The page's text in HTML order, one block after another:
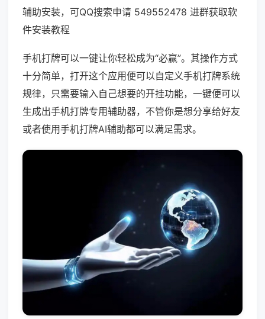
辅助安装，可QQ搜索申请 549552478 进群获取软
件安装教程
手机打牌可以一键让你轻松成为“必赢”。其操作方式
十分简单，打开这个应用便可以自定义手机打牌系统
规律，只需要输入自己想要的开挂功能，一键便可以
生成出手机打牌专用辅助器，不管你是想分享给好友
或者使用手机打牌AI辅助都可以满足需求。